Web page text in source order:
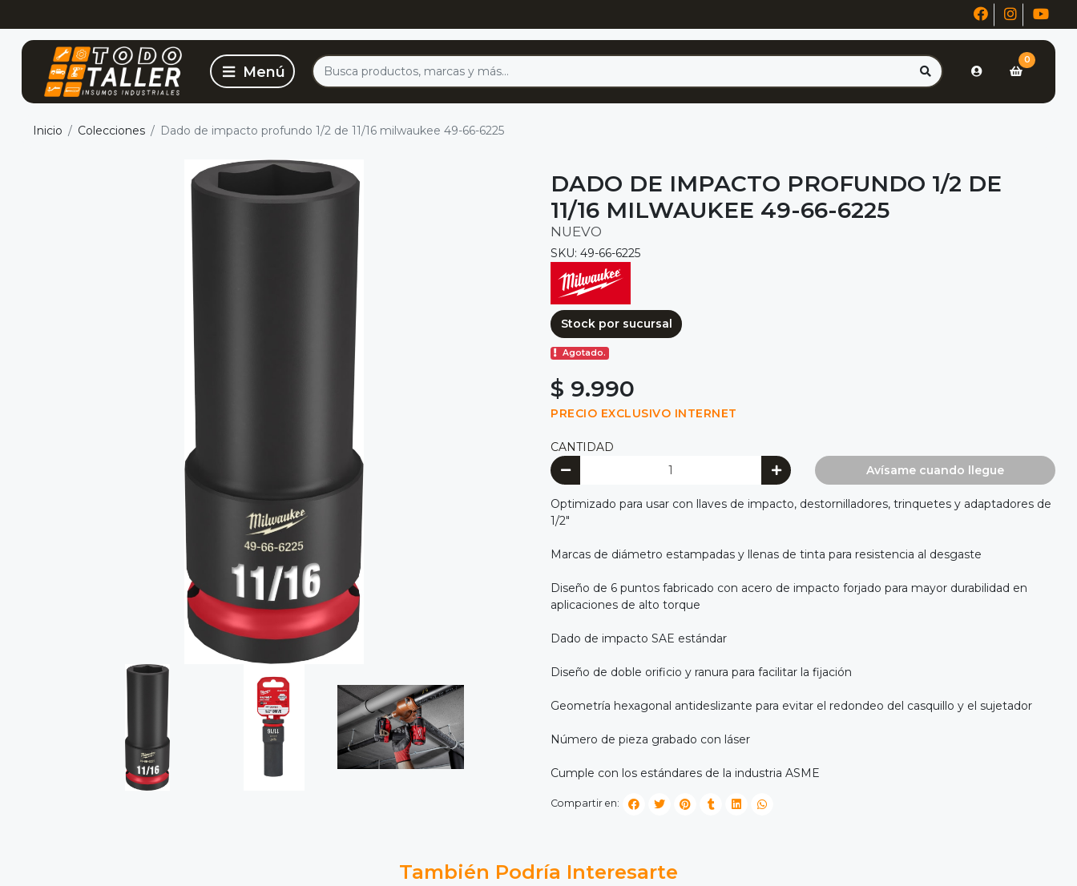
0
Inicio Colecciones Dado de impacto profundo 1/2 de 11/16 milwaukee 49-66-6225
DADO DE IMPACTO PROFUNDO 1/2 DE
11/16 MILWAUKEE 49-66-6225
NUEVO
SKU: 49-66-6225
Stock por sucursal
Agotado.
$ 9.990
PRECIO EXCLUSIVO INTERNET
CANTIDAD
Avísame cuando llegue
Optimizado para usar con llaves de impacto, destornilladores, trinquetes y adaptadores de
1/2"
Marcas de diámetro estampadas y llenas de tinta para resistencia al desgaste
Diseño de 6 puntos fabricado con acero de impacto forjado para mayor durabilidad en
aplicaciones de alto torque
Dado de impacto SAE estándar
Diseño de doble orificio y ranura para facilitar la fijación
Geometría hexagonal antideslizante para evitar el redondeo del casquillo y el sujetador
Número de pieza grabado con láser
Cumple con los estándares de la industria ASME
Compartir en:
También Podría Interesarte